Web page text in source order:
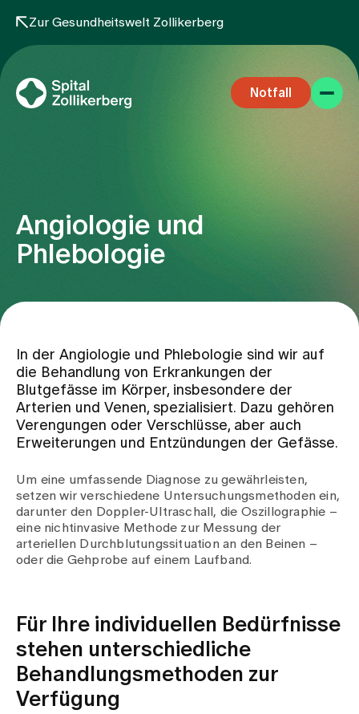
Zur Gesundheitswelt Zollikerberg
Notfall
Fachbereiche
Team
Zuweisende
Über uns
Jobs & Karriere
Kontakt
Babygalerie
Blog
Angiologie und
Phlebologie
In der Angiologie und Phlebologie sind wir auf
die Behandlung von Erkrankungen der
Blutgefässe im Körper, insbesondere der
Arterien und Venen, spezialisiert. Dazu gehören
Verengungen oder Verschlüsse, aber auch
Erweiterungen und Entzündungen der Gefässe.
Um eine umfassende Diagnose zu gewährleisten,
setzen wir verschiedene Untersuchungsmethoden ein,
darunter den Doppler-Ultraschall, die Oszillographie –
eine nichtinvasive Methode zur Messung der
arteriellen Durchblutungssituation an den Beinen –
oder die Gehprobe auf einem Laufband.
Für Ihre individuellen Bedürfnisse
stehen unterschiedliche
Behandlungsmethoden zur
Verfügung